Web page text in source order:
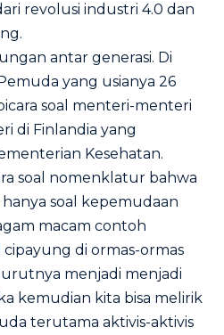
revolusi industri 4.0 dan
antar generasi. Di
yang usianya 26
soal menteri-menteri
di Finlandia yang
Kesehatan.
soal nomenklatur bahwa
soal kepemudaan
macam contoh
cipayung di ormas-ormas
menjadi menjadi
kemudian kita bisa melirik
terutama aktivis-aktivis